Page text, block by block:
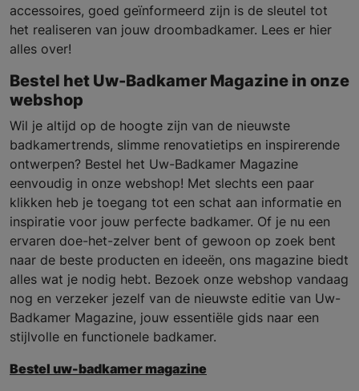
accessoires, goed geïnformeerd zijn is de sleutel tot
het realiseren van jouw droombadkamer. Lees er hier
alles over!
Bestel het Uw-Badkamer Magazine in onze
webshop
Wil je altijd op de hoogte zijn van de nieuwste
badkamertrends, slimme renovatietips en inspirerende
ontwerpen? Bestel het Uw-Badkamer Magazine
eenvoudig in onze webshop! Met slechts een paar
klikken heb je toegang tot een schat aan informatie en
inspiratie voor jouw perfecte badkamer. Of je nu een
ervaren doe-het-zelver bent of gewoon op zoek bent
naar de beste producten en ideeën, ons magazine biedt
alles wat je nodig hebt. Bezoek onze webshop vandaag
nog en verzeker jezelf van de nieuwste editie van Uw-
Badkamer Magazine, jouw essentiële gids naar een
stijlvolle en functionele badkamer.
Bestel uw-badkamer magazine